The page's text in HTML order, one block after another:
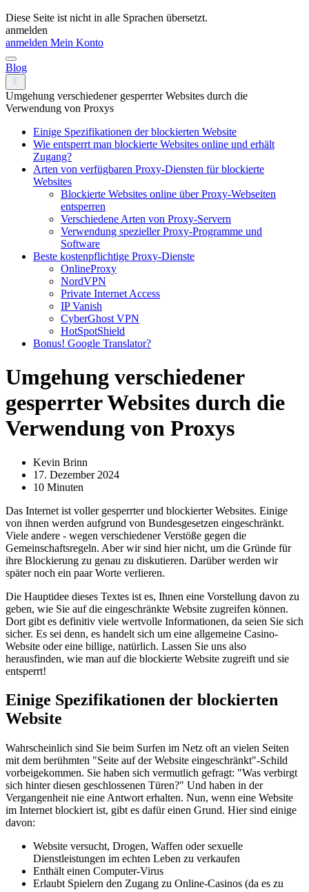
Diese Seite ist nicht in alle Sprachen übersetzt.
anmelden
anmelden Mein Konto
Blog
Umgehung verschiedener gesperrter Websites durch die
Verwendung von Proxys
Einige Spezifikationen der blockierten Website
Wie entsperrt man blockierte Websites online und erhält
Zugang?
Arten von verfügbaren Proxy-Diensten für blockierte
Websites
Blockierte Websites online über Proxy-Webseiten
entsperren
Verschiedene Arten von Proxy-Servern
Verwendung spezieller Proxy-Programme und
Software
Beste kostenpflichtige Proxy-Dienste
OnlineProxy
NordVPN
Private Internet Access
IP Vanish
CyberGhost VPN
HotSpotShield
Bonus! Google Translator?
Umgehung verschiedener
gesperrter Websites durch die
Verwendung von Proxys
Kevin Brinn
17. Dezember 2024
10 Minuten
Das Internet ist voller gesperrter und blockierter Websites. Einige
von ihnen werden aufgrund von Bundesgesetzen eingeschränkt.
Viele andere - wegen verschiedener Verstöße gegen die
Gemeinschaftsregeln. Aber wir sind hier nicht, um die Gründe für
ihre Blockierung zu genau zu diskutieren. Darüber werden wir
später noch ein paar Worte verlieren.
Die Hauptidee dieses Textes ist es, Ihnen eine Vorstellung davon zu
geben, wie Sie auf die eingeschränkte Website zugreifen können.
Dort gibt es definitiv viele wertvolle Informationen, da seien Sie sich
sicher. Es sei denn, es handelt sich um eine allgemeine Casino-
Website oder eine billige, natürlich. Lassen Sie uns also
herausfinden, wie man auf die blockierte Website zugreift und sie
entsperrt!
Einige Spezifikationen der blockierten
Website
Wahrscheinlich sind Sie beim Surfen im Netz oft an vielen Seiten
mit dem berühmten "Seite auf der Website eingeschränkt"-Schild
vorbeigekommen. Sie haben sich vermutlich gefragt: "Was verbirgt
sich hinter diesen geschlossenen Türen?" Und haben in der
Vergangenheit nie eine Antwort erhalten. Nun, wenn eine Website
im Internet blockiert ist, gibt es dafür einen Grund. Hier sind einige
davon:
Website versucht, Drogen, Waffen oder sexuelle
Dienstleistungen im echten Leben zu verkaufen
Enthält einen Computer-Virus
Erlaubt Spielern den Zugang zu Online-Casinos (da es zu